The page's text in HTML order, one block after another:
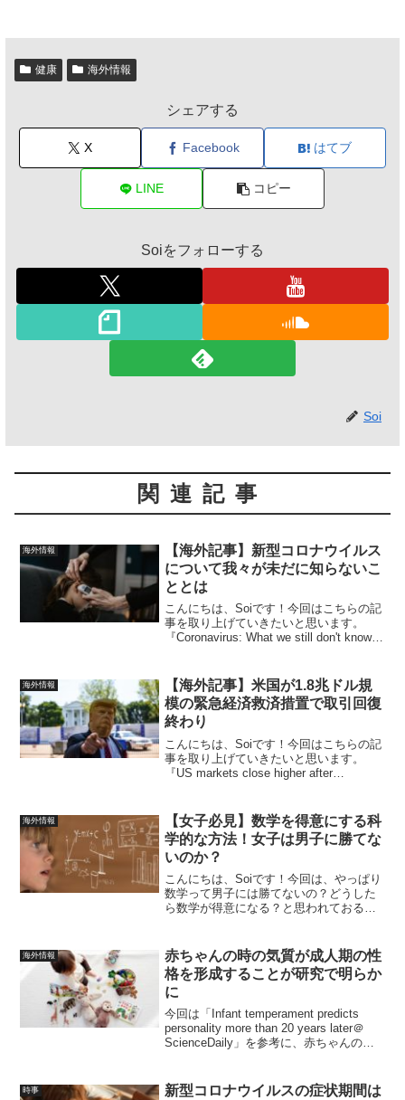
健康 海外情報
シェアする
X Facebook はてブ
LINE コピー
Soiをフォローする
Soi
関連記事
海外情報
【海外記事】新型コロナウイルス
について我々が未だに知らないこ
ととは
こんにちは、Soiです！今回はこちらの記
事を取り上げていきたいと思います。
『Coronavirus: What we still don't know
海外情報
【海外記事】米国が1.8兆ドル規
模の緊急経済救済措置で取引回復
終わり
こんにちは、Soiです！今回はこちらの記
事を取り上げていきたいと思います。
『US markets close higher after
という...
海外情報
【女子必見】数学を得意にする科
学的な方法！女子は男子に勝てな
いのか？
こんにちは、Soiです！今回は、やっぱり
数学って男子には勝てないの？どうした
ら数学が得意になる？と思われておる女
Industrial and Applied M...
海外情報
赤ちゃんの時の気質が成人期の性
格を形成することが研究で明らか
に
今回は「Infant temperament predicts
personality more than 20 years later＠
ScienceDaily」を参考に、赤ちゃんの生
時事
新型コロナウイルスの症状期間は